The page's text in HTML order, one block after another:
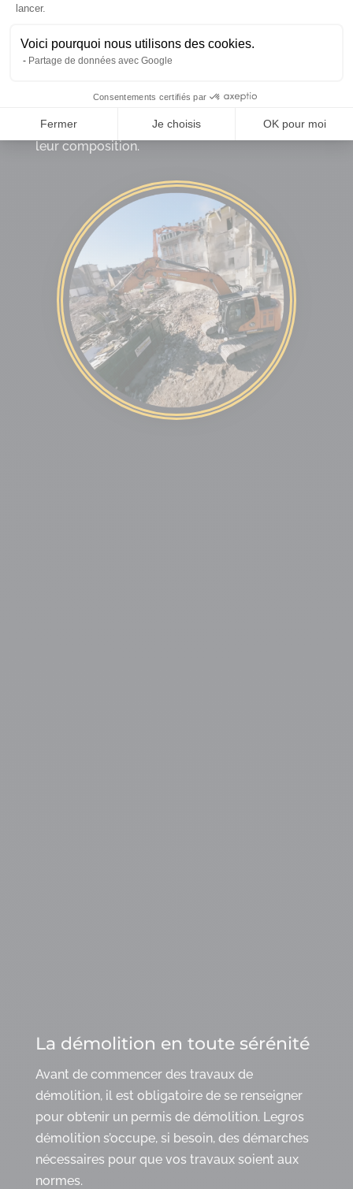
lancer.
Voici pourquoi nous utilisons des cookies.
Partage de données avec Google
Consentements certifiés par
Fermer Je choisis OK pour moi
effectuée par notre entreprise de démolition
autour de Liège, Seraing, Grâce-Hollogne, etc.
préserver l’environnement. Nous recyclons
systématiquement les débris en fonction de
leur composition.
La démolition en toute sérénité
Avant de commencer des travaux de
démolition, il est obligatoire de se renseigner
pour obtenir un permis de démolition. Legros
démolition s’occupe, si besoin, des démarches
nécessaires pour que vos travaux soient aux
normes.